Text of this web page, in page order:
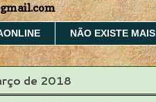
NÃO EXISTE MAIS
de 2018